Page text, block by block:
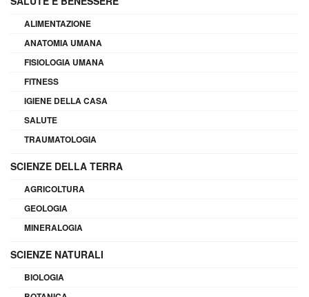
ALIMENTAZIONE
ANATOMIA UMANA
FISIOLOGIA UMANA
FITNESS
IGIENE DELLA CASA
SALUTE
TRAUMATOLOGIA
SCIENZE DELLA TERRA
AGRICOLTURA
GEOLOGIA
MINERALOGIA
SCIENZE NATURALI
BIOLOGIA